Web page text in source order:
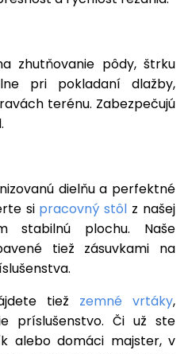
zhutňovanie pôdy, štrku
pri pokladaní dlažby,
terénu. Zabezpečujú
dielňu a perfektné
si pracovný stôl z našej
stabilnú plochu. Naše
tiež zásuvkami na
tiež zemné vrtáky,
príslušenstvo. Či už ste
alebo domáci majster, v